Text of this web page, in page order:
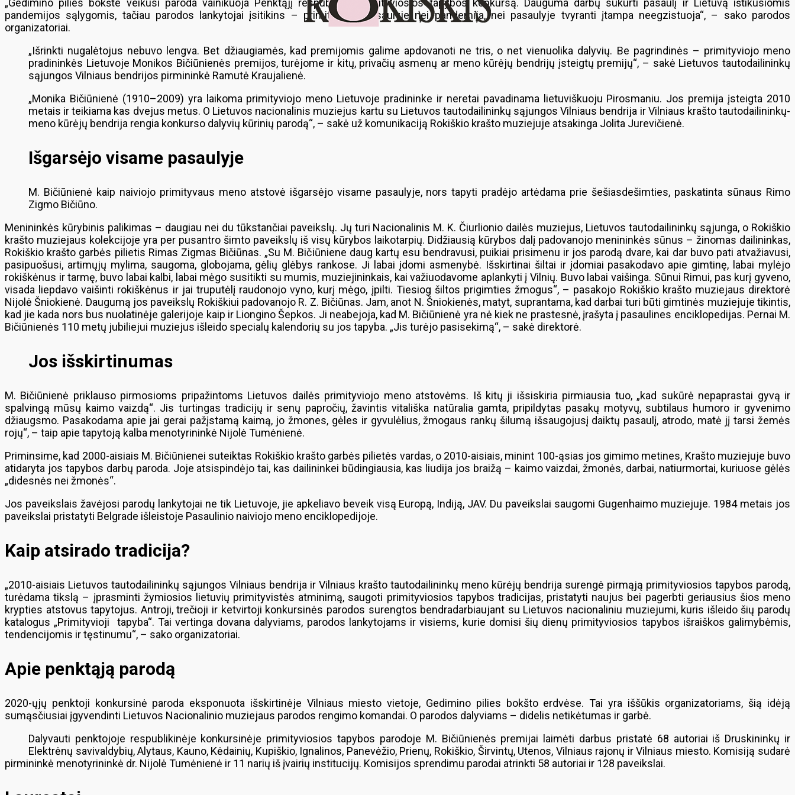
„Gedimino pilies bokšte veikusi paroda vainikuoja Penktąjį respublikinį primityviosios tapybos konkursą. Dauguma darbų sukurti pasaulį ir Lietuvą ištikusiomis
pandemijos sąlygomis, tačiau parodos lankytojai įsitikins – primityvistų pasaulyje nei pandemija, nei pasaulyje tvyranti įtampa neegzistuoja“, – sako parodos
organizatoriai.
„Išrinkti nugalėtojus nebuvo lengva. Bet džiaugiamės, kad premijomis galime apdovanoti ne tris, o net vienuolika dalyvių. Be pagrindinės – primityviojo meno
pradininkės Lietuvoje Monikos Bičiūnienės premijos, turėjome ir kitų, privačių asmenų ar meno kūrėjų bendrijų įsteigtų premijų“, – sakė Lietuvos tautodailininkų
sąjungos Vilniaus bendrijos pirmininkė Ramutė Kraujalienė.
„Monika Bičiūnienė (1910–2009) yra laikoma primityviojo meno Lietuvoje pradininke ir neretai pavadinama lietuviškuoju Pirosmaniu. Jos premija įsteigta 2010
metais ir teikiama kas dvejus metus. O Lietuvos nacionalinis muziejus kartu su Lietuvos tautodailininkų sąjungos Vilniaus bendrija ir Vilniaus krašto tautodailininkų-
meno kūrėjų bendrija rengia konkurso dalyvių kūrinių parodą“, – sakė už komunikaciją Rokiškio krašto muziejuje atsakinga Jolita Jurevičienė.
Išgarsėjo visame pasaulyje
M. Bičiūnienė kaip naiviojo primityvaus meno atstovė išgarsėjo visame pasaulyje, nors tapyti pradėjo artėdama prie šešiasdešimties, paskatinta sūnaus Rimo
Zigmo Bičiūno.
Menininkės kūrybinis palikimas – daugiau nei du tūkstančiai paveikslų. Jų turi Nacionalinis M. K. Čiurlionio dailės muziejus, Lietuvos tautodailininkų sąjunga, o Rokiškio
krašto muziejaus kolekcijoje yra per pusantro šimto paveikslų iš visų kūrybos laikotarpių. Didžiausią kūrybos dalį padovanojo menininkės sūnus – žinomas dailininkas,
Rokiškio krašto garbės pilietis Rimas Zigmas Bičiūnas. „Su M. Bičiūniene daug kartų esu bendravusi, puikiai prisimenu ir jos parodą dvare, kai dar buvo pati atvažiavusi,
pasipuošusi, artimųjų mylima, saugoma, globojama, gėlių glėbys rankose. Ji labai įdomi asmenybė. Išskirtinai šiltai ir įdomiai pasakodavo apie gimtinę, labai mylėjo
rokiškėnus ir tarmę, buvo labai kalbi, labai mėgo susitikti su mumis, muziejininkais, kai važiuodavome aplankyti į Vilnių. Buvo labai vaišinga. Sūnui Rimui, pas kurį gyveno,
visada liepdavo vaišinti rokiškėnus ir jai truputėlį raudonojo vyno, kurį mėgo, įpilti. Tiesiog šiltos prigimties žmogus“, – pasakojo Rokiškio krašto muziejaus direktorė
Nijolė Šniokienė. Daugumą jos paveikslų Rokiškiui padovanojo R. Z. Bičiūnas. Jam, anot N. Šniokienės, matyt, suprantama, kad darbai turi būti gimtinės muziejuje tikintis,
kad jie kada nors bus nuolatinėje galerijoje kaip ir Liongino Šepkos. Ji neabejoja, kad M. Bičiūnienė yra nė kiek ne prastesnė, įrašyta į pasaulines enciklopedijas. Pernai M.
Bičiūnienės 110 metų jubiliejui muziejus išleido specialų kalendorių su jos tapyba. „Jis turėjo pasisekimą“, – sakė direktorė.
Jos išskirtinumas
M. Bičiūnienė priklauso pirmosioms pripažintoms Lietuvos dailės primityviojo meno atstovėms. Iš kitų ji išsiskiria pirmiausia tuo, „kad sukūrė nepaprastai gyvą ir
spalvingą mūsų kaimo vaizdą“. Jis turtingas tradicijų ir senų papročių, žavintis vitališka natūralia gamta, pripildytas pasakų motyvų, subtilaus humoro ir gyvenimo
džiaugsmo. Pasakodama apie jai gerai pažįstamą kaimą, jo žmones, gėles ir gyvulėlius, žmogaus rankų šilumą išsaugojusį daiktų pasaulį, atrodo, matė jį tarsi žemės
rojų“, – taip apie tapytoją kalba menotyrininkė Nijolė Tumėnienė.
Priminsime, kad 2000-aisiais M. Bičiūnienei suteiktas Rokiškio krašto garbės pilietės vardas, o 2010-aisiais, minint 100-ąsias jos gimimo metines, Krašto muziejuje buvo
atidaryta jos tapybos darbų paroda. Joje atsispindėjo tai, kas dailininkei būdingiausia, kas liudija jos braižą – kaimo vaizdai, žmonės, darbai, natiurmortai, kuriuose gėlės
„didesnės nei žmonės“.
Jos paveikslais žavėjosi parodų lankytojai ne tik Lietuvoje, jie apkeliavo beveik visą Europą, Indiją, JAV. Du paveikslai saugomi Gugenhaimo muziejuje. 1984 metais jos
paveikslai pristatyti Belgrade išleistoje Pasaulinio naiviojo meno enciklopedijoje.
Kaip atsirado tradicija?
„2010-aisiais Lietuvos tautodailininkų sąjungos Vilniaus bendrija ir Vilniaus krašto tautodailininkų meno kūrėjų bendrija surengė pirmąją primityviosios tapybos parodą,
turėdama tikslą – įprasminti žymiosios lietuvių primityvistės atminimą, saugoti primityviosios tapybos tradicijas, pristatyti naujus bei pagerbti geriausius šios meno
krypties atstovus tapytojus. Antroji, trečioji ir ketvirtoji konkursinės parodos surengtos bendradarbiaujant su Lietuvos nacionaliniu muziejumi, kuris išleido šių parodų
katalogus „Primityvioji tapyba“. Tai vertinga dovana dalyviams, parodos lankytojams ir visiems, kurie domisi šių dienų primityviosios tapybos išraiškos galimybėmis,
tendencijomis ir tęstinumu“, – sako organizatoriai.
Apie penktąją parodą
2020-ųjų penktoji konkursinė paroda eksponuota išskirtinėje Vilniaus miesto vietoje, Gedimino pilies bokšto erdvėse. Tai yra iššūkis organizatoriams, šią idėją
sumąsčiusiai įgyvendinti Lietuvos Nacionalinio muziejaus parodos rengimo komandai. O parodos dalyviams – didelis netikėtumas ir garbė.
Dalyvauti penktojoje respublikinėje konkursinėje primityviosios tapybos parodoje M. Bičiūnienės premijai laimėti darbus pristatė 68 autoriai iš Druskininkų ir
Elektrėnų savivaldybių, Alytaus, Kauno, Kėdainių, Kupiškio, Ignalinos, Panevėžio, Prienų, Rokiškio, Širvintų, Utenos, Vilniaus rajonų ir Vilniaus miesto. Komisiją sudarė
pirmininkė menotyrininkė dr. Nijolė Tumėnienė ir 11 narių iš įvairių institucijų. Komisijos sprendimu parodai atrinkti 58 autoriai ir 128 paveikslai.